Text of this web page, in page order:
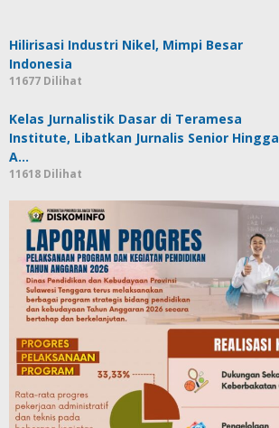
Hilirisasi Industri Nikel, Mimpi Besar
Indonesia
11677 Dilihat
Kelas Jurnalistik Dasar di Teramesa
Institute, Libatkan Jurnalis Senior Hingga
A…
11618 Dilihat